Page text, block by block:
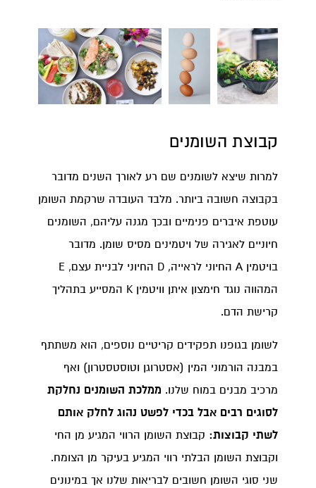
קבוצת השומנים
למרות שיצא לשומנים שם רע לאורך השנים מדובר
בקבוצה חשובה ביותר. מלבד העובדה שרקמת השומן
עוטפת איברים פנימיים ובכך מגנה עליהם, השומנים
חיוניים לאגירה של ויטמינים מסיס שומן. מדובר
בויטמין A החיוני לראייה, D החיוני לבניית עצם, E
המהווה נוגד חימצון איתן וויטמין K המסייע בתהליך
קרישת הדם.
לשומן בגופנו תפקידים קריטיים נוספים, הוא משתתף
במבנה הורמוני המין (אסטרוגן וטוסטסטרון) ואף
מרכיב מבנים במוח שלנו. ממלכת השומנים נחלקת
לסוגים רבים אבל בכדי לפשט נהוג לחלק אותם
לשתי קבוצות: קבוצת השומן הרווי המגיע מן החי
וקבוצת השומן הבלתי רווי המגיע בעיקר מן הצומח.
שני סוגי השומן חשובים לבריאות שלנו אך במינונים